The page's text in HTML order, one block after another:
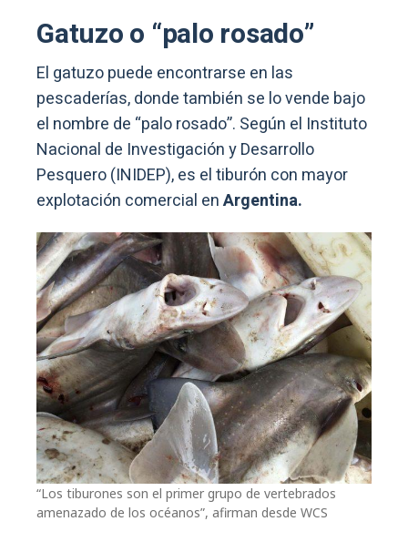
Gatuzo o “palo rosado”
El gatuzo puede encontrarse en las
pescaderías, donde también se lo vende bajo
el nombre de “palo rosado”. Según el Instituto
Nacional de Investigación y Desarrollo
Pesquero (INIDEP), es el tiburón con mayor
explotación comercial enArgentina.
“Los tiburones son el primer grupo de vertebrados
amenazado de los océanos”, afirman desde WCS